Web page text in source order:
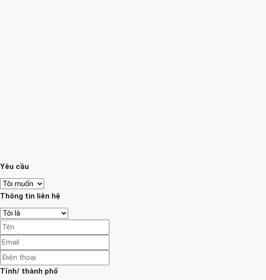
Yêu cầu
Thông tin liên hệ
Tỉnh/ thành phố